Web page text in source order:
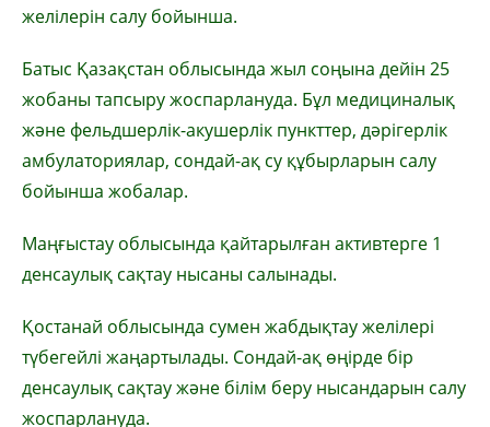
желілерін салу бойынша.
Батыс Қазақстан облысында жыл соңына дейін 25
жобаны тапсыру жоспарлануда. Бұл медициналық
және фельдшерлік-акушерлік пункттер, дәрігерлік
амбулаториялар, сондай-ақ су құбырларын салу
бойынша жобалар.
Маңғыстау облысында қайтарылған активтерге 1
денсаулық сақтау нысаны салынады.
Қостанай облысында сумен жабдықтау желілері
түбегейлі жаңартылады. Сондай-ақ өңірде бір
денсаулық сақтау және білім беру нысандарын салу
жоспарлануда.